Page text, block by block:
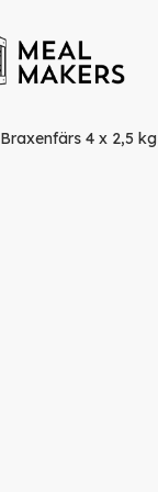
Braxenfärs 4 x 2,5 kg